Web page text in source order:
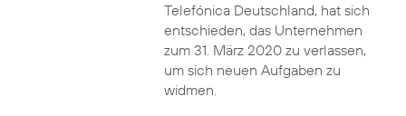
Telefónica Deutschland, hat sich
entschieden, das Unternehmen
zum 31. März 2020 zu verlassen,
um sich neuen Aufgaben zu
widmen.